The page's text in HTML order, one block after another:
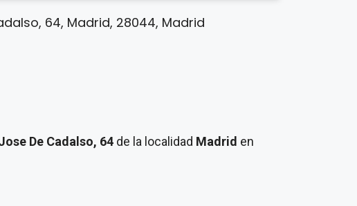
64, Madrid, 28044, Madrid
De Cadalso, 64 de la localidad Madrid en